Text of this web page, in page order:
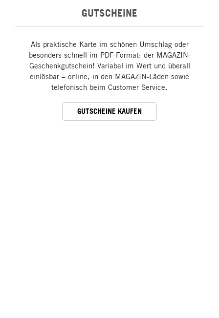
GUTSCHEINE
Als praktische Karte im schönen Umschlag oder
besonders schnell im PDF-Format: der MAGAZIN-
Geschenkgutschein! Variabel im Wert und überall
einlösbar – online, in den MAGAZIN-Läden sowie
telefonisch beim Customer Service.
GUTSCHEINE KAUFEN